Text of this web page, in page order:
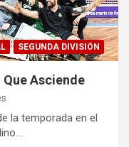
SEGUNDA DIVISIÓN
Que Asciende
la temporada en el